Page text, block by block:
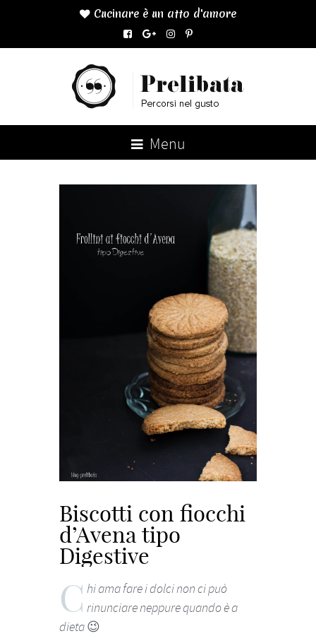
 Cucinare è un atto d'amore
Menu
Biscotti con fiocchi
d’Avena tipo
Digestive
C hi ama fare i dolci non ci può
rinunciare neppure quando è a
dieta 😉